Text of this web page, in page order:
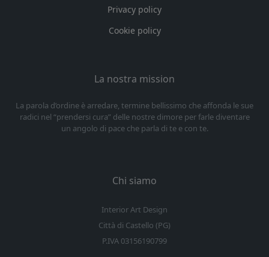
Privacy policy
Cookie policy
La nostra mission
La parola d’ordine è arredare, termine bellissimo che affonda le sue
radici nel “prendersi cura” delle nostre dimore per farle diventare
un angolo di pace che parla di te e con te.
Chi siamo
Interior Art Design
Città di Castello (PG)
P.IVA 03156190799